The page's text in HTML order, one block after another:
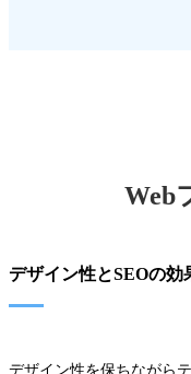
Web
デザイン性とSEOの効
デザイン性を保ちながら